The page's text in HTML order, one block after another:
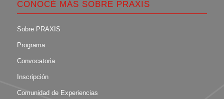
CONOCÉ MÁS SOBRE PRAXIS
Sobre PRAXIS
Programa
Convocatoria
Inscripción
Comunidad de Experiencias